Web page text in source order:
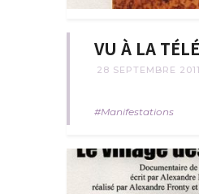
VU À LA
28 SEPTEMBRE 2011
Manifestations